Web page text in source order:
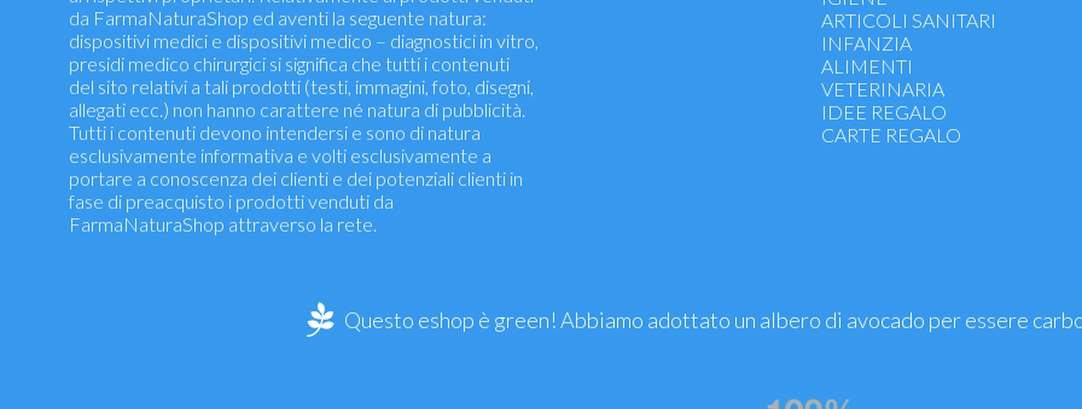
da FarmaNaturaShop ed aventi la seguente natura:
dispositivi medici e dispositivi medico – diagnostici in vitro,
presidi medico chirurgici si significa che tutti i contenuti
del sito relativi a tali prodotti (testi, immagini, foto, disegni,
allegati ecc.) non hanno carattere né natura di pubblicità.
Tutti i contenuti devono intendersi e sono di natura
esclusivamente informativa e volti esclusivamente a
portare a conoscenza dei clienti e dei potenziali clienti in
fase di preacquisto i prodotti venduti da
FarmaNaturaShop attraverso la rete.
Antiossidanti - difese immunitarie
Colesterolo, arterie, cuore
Controllo del peso, dimagranti
Drenanti, depurativi
Microcircolo e emorroidi
Benessere psicofisico e riposo
Salute occhi e pelle
Mani, unghie, capelli
ARTICOLI SANITARI
INFANZIA
ALIMENTI
VETERINARIA
IDEE REGALO
CARTE REGALO
Questo eshop è green! Abbiamo adottato un albero di avocado per essere